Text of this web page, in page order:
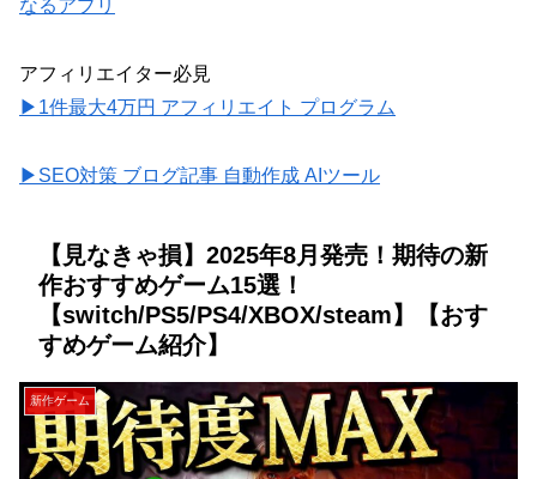
なるアプリ
アフィリエイター必見
▶1件最大4万円 アフィリエイト プログラム
▶SEO対策 ブログ記事 自動作成 AIツール
【見なきゃ損】2025年8月発売！期待の新
作おすすめゲーム15選！
【switch/PS5/PS4/XBOX/steam】【おす
すめゲーム紹介】
新作ゲーム